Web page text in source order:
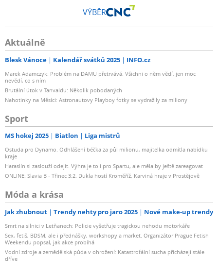
VÝBĚR
Aktuálně
Blesk Vánoce Kalendář svátků 2025 INFO.cz
Marek Adamczyk: Problém na DAMU přetrvává. Všichni o něm vědí, jen moc
nevědí, co s ním
Brutální útok v Tanvaldu: Několik pobodaných
Nahotinky na Měsíci: Astronautovy Playboy fotky se vydražily za miliony
Sport
MS hokej 2025 Biatlon Liga mistrů
Ostuda pro Dynamo. Odhlášení béčka za půl milionu, majitelka odmítla nabídku
kraje
Haraslín si zaslouží odejít. Výhra je to i pro Spartu, ale měla by ještě zareagovat
ONLINE: Slavia B - Třinec 3:2. Dukla hostí Kroměříž, Karviná hraje v Prostějově
Móda a krása
Jak zhubnout Trendy nehty pro jaro 2025 Nové make-up trendy
Smrt na silnici v Letňanech: Policie vyšetřuje tragickou nehodu motorkáře
Sex, fetiš, BDSM, ale i přednášky, workshopy a market. Organizátor Prague Fetish
Weekendu popsal, jak akce probíhá
Vodní zdroje a zemědělská půda v ohrožení: Katastrofální sucha přicházejí stále
dříve